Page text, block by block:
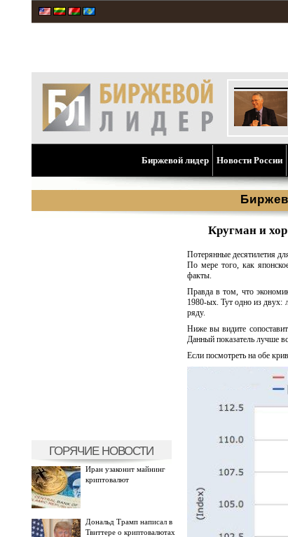
Биржевой лидер Новости России
ГОРЯЧИЕ НОВОСТИ
Иран узаконит майнинг
криптовалют
Дональд Трамп написал в
Твиттере о криптовалютах
Кругман и
Потерянные десятилетия
По мере того, как
факты.
Правда в том, что
1980-ых. Тут одно из двух:
ряду.
Ниже вы видите
Данный показатель лучше
Если посмотреть на обе